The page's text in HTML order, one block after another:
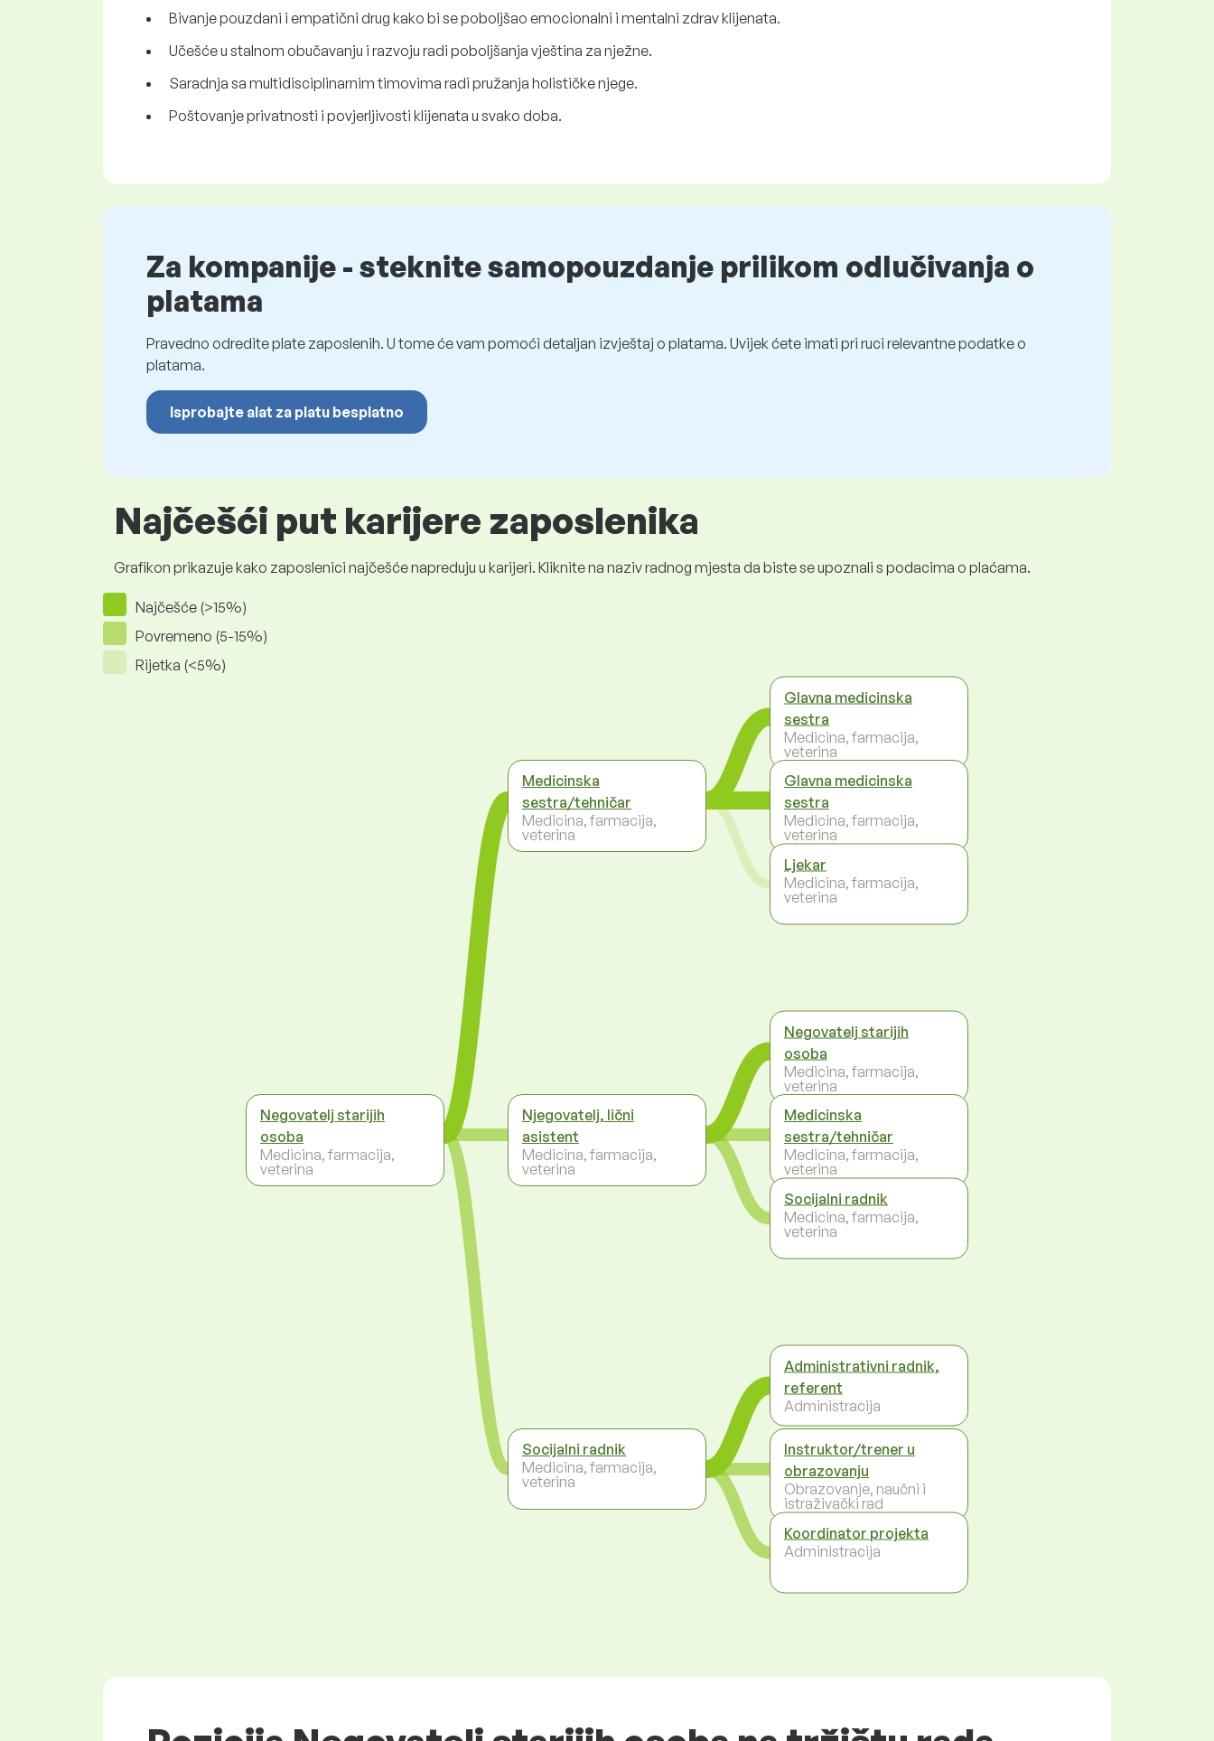
Bivanje pouzdani i empatični drug kako bi se poboljšao emocionalni i mentalni zdrav klijenata.
Učešće u stalnom obučavanju i razvoju radi poboljšanja vještina za nježne.
Saradnja sa multidisciplinarnim timovima radi pružanja holističke njege.
Poštovanje privatnosti i povjerljivosti klijenata u svako doba.
Za kompanije - steknite samopouzdanje prilikom odlučivanja o
platama
Pravedno odredite plate zaposlenih. U tome će vam pomoći detaljan izvještaj o platama. Uvijek ćete imati pri ruci relevantne podatke o
platama.
Isprobajte alat za platu besplatno
Najčešći put karijere zaposlenika
Grafikon prikazuje kako zaposlenici najčešće napreduju u karijeri. Kliknite na naziv radnog mjesta da biste se upoznali s podacima o plaćama.
Najčešće (>15%)
Povremeno (5-15%)
Rijetka (<5%)
Negovatelj starijih
osoba
Medicina, farmacija,
veterina
Medicinska
sestra/tehničar
Medicina, farmacija,
veterina
Njegovatelj, lični
asistent
Medicina, farmacija,
veterina
Socijalni radnik
Medicina, farmacija,
veterina
Glavna medicinska
sestra
Medicina, farmacija,
veterina
Glavna medicinska
sestra
Medicina, farmacija,
veterina
Ljekar
Medicina, farmacija,
veterina
Negovatelj starijih
osoba
Medicina, farmacija,
veterina
Medicinska
sestra/tehničar
Medicina, farmacija,
veterina
Socijalni radnik
Medicina, farmacija,
veterina
Administrativni radnik,
referent
Administracija
Instruktor/trener u
obrazovanju
Obrazovanje, naučni i
istraživački rad
Koordinator projekta
Administracija